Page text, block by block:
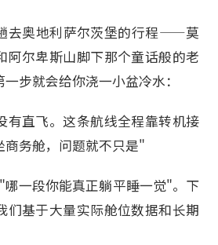
去奥地利萨尔茨堡的行程——莫
阿尔卑斯山脚下那个童话般的老
步就会给你浇一小盆冷水：
有直飞。这条航线全程靠转机接
务舱，问题就不只是"
一段你能真正躺平睡一觉"。下
们基于大量实际舱位数据和长期